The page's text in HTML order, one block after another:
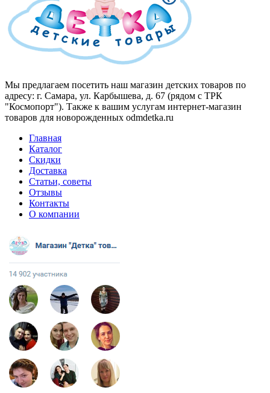
Мы предлагаем посетить наш магазин детских товаров по
адресу: г. Самара, ул. Карбышева, д. 67 (рядом с ТРК
"Космопорт"). Также к вашим услугам интернет-магазин
товаров для новорожденных odmdetka.ru
Главная
Каталог
Скидки
Доставка
Статьи, советы
Отзывы
Контакты
О компании